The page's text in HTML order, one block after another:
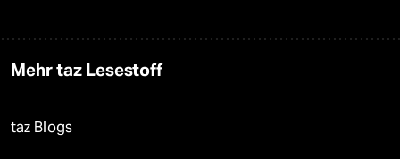
Mehr taz Lesestoff
taz Blogs